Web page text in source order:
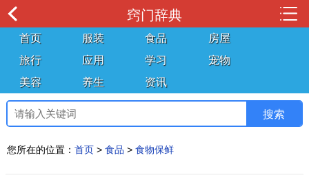
窍门辞典
首页 服装 食品
房屋
旅行
应用 学习
宠物
美容
养生 资讯
您所在的位置： 首页 > 食品 > 食物保鲜